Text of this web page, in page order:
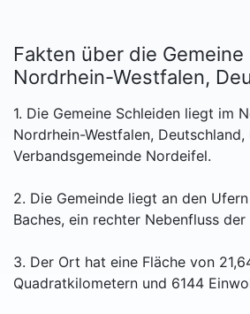
Fakten über die Gemeine
Nordrhein-Westfalen,
1. Die Gemeine Schleiden liegt im
Nordrhein-Westfalen,
Verbandsgemeinde Nordeifel.
2. Die Gemeinde liegt an den
Baches, ein rechter Nebenfluss der
3. Der Ort hat eine Fläche von
Quadratkilometern und 6144